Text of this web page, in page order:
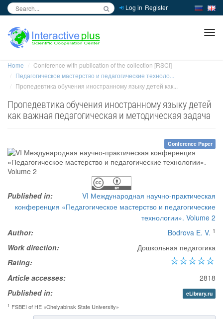
Log in Register
Home
Conference with publication of the collection [RSCI]
Педагогическое мастерство и педагогические техноло...
Пропедевтика обучения иностранному языку детей как...
Пропедевтика обучения иностранному языку детей
как важная педагогическая и методическая задача
Conference Paper
Published in:
VI Международная научно-практическая
конференция «Педагогическое мастерство и педагогические
технологии». Volume 2
Author:
Bodrova E. V. 1
Work direction:
Дошкольная педагогика
Rating:
Article accesses:
2818
Published in:
eLibrary.ru
1 FSBEI of HE «Chelyabinsk State University»